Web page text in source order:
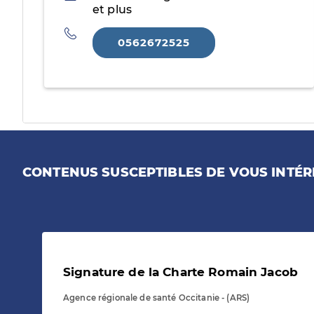
et plus
Téléphone
0562672525
CONTENUS SUSCEPTIBLES DE VOUS
Signature de la Charte Romain Jacob
Agence régionale de santé Occitanie - (ARS)